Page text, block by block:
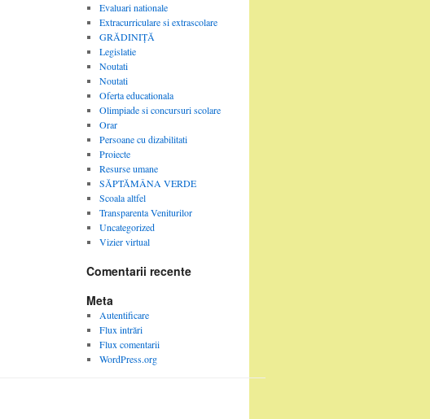
Evaluari nationale
Extracurriculare si extrascolare
GRĂDINIȚĂ
Legislatie
Noutati
Noutati
Oferta educationala
Olimpiade si concursuri scolare
Orar
Persoane cu dizabilitati
Proiecte
Resurse umane
SĂPTĂMÂNA VERDE
Scoala altfel
Transparenta Veniturilor
Uncategorized
Vizier virtual
Comentarii recente
Meta
Autentificare
Flux intrări
Flux comentarii
WordPress.org